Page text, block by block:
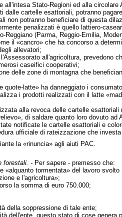
Stato-Regioni ed alla
cartelle esattoriali, potranno
non potranno beneficiare di questa
penalizzati è quello lattiero-
(Parma, Reggio-Emilia,
il «cancro» che ha concorso a
allevatori;
all'agricoltura, prevedono
caseifici cooperativi;
delle zone di montagna che
latte» ha danneggiato i
i prodotti realizzati con il latte
alla revoca delle cartelle
di saldare quanto loro dovuto
notificate le cartelle esattoriali e
ufficiale di rateizzazione che
la «rinuncia» agli aiuti PAC.
forestali. -Per sapere - premesso che:
tormentata» del lavoro
e l'agricoltura»;
la somma di euro 750.000;
della soppressione di tale ente;
dell'ente, questo stato di cose